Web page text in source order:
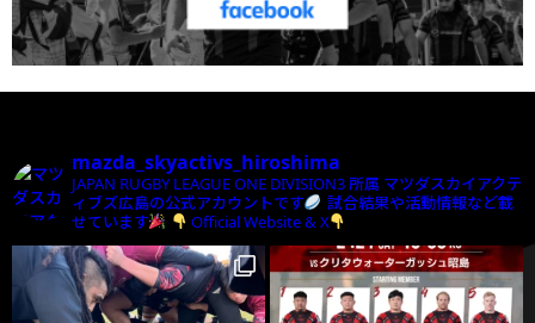
mazda_skyactivs_hiroshima
JAPAN RUGBY LEAGUE ONE DIVISION3 所属 マツダスカイアクテ
ィブズ広島の公式アカウントです
試合結果や活動情報など載
せています
Official Website & X